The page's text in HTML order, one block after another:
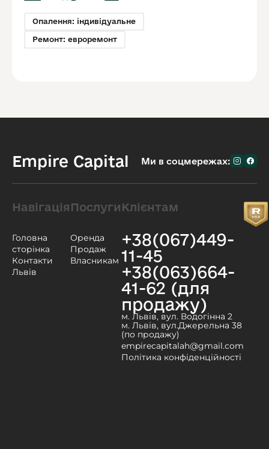
Опалення: індивідуальне
Ремонт: евроремонт
Empire Capital Ми в соцмережах:
Навігація
Головна
сторінка
Контакти
Львів
Послуги
Оренда
Продаж
Власникам
Клієнтам
+38(067)449-
11-45
+38(063)664-
41-62 (для
продажу)
м. Львів, вул. Водогінна 2
м. Львів, вул.Джерельна 38
(по продажу)
empirecapitalah@gmail.com
Політика конфіденційності